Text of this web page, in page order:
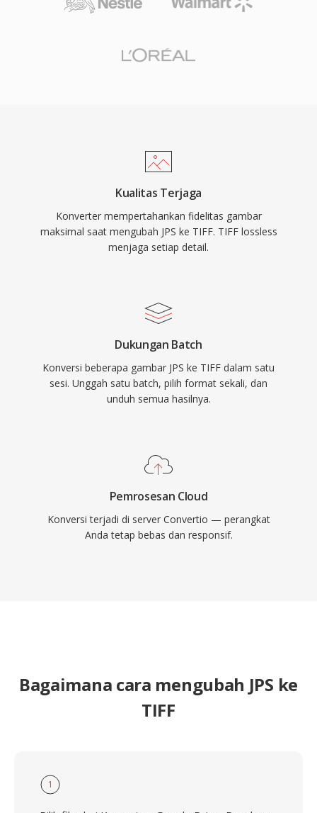
Kualitas Terjaga
Konverter mempertahankan fidelitas gambar
maksimal saat mengubah JPS ke TIFF. TIFF lossless
menjaga setiap detail.
Dukungan Batch
Konversi beberapa gambar JPS ke TIFF dalam satu
sesi. Unggah satu batch, pilih format sekali, dan
unduh semua hasilnya.
Pemrosesan Cloud
Konversi terjadi di server Convertio — perangkat
Anda tetap bebas dan responsif.
Bagaimana cara mengubah JPS ke
TIFF
1